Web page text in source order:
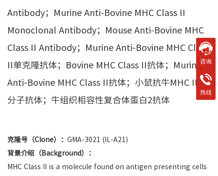
Antibody；Murine Anti-Bovine MHC Class II
Monoclonal Antibody；Mouse Anti-Bovine MHC
Class II Antibody；Murine Anti-Bovine MHC Class
II单克隆抗体；Bovine MHC Class II抗体；Murine
Anti-Bovine MHC Class II抗体；小鼠抗牛MHC II类
分子抗体；牛组织相容性复合体蛋白2抗体
克隆号（Clone）： GMA-3021 (IL-A21)
背景介绍（Background）：
MHC Class II is a molecule found on antigen presenting cells
咨询
热线